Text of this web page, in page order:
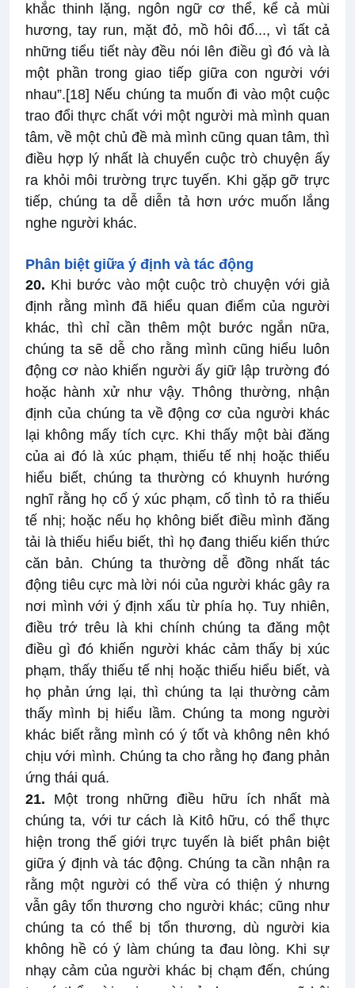
khắc thinh lặng, ngôn ngữ cơ thể, kể cả mùi
hương, tay run, mặt đỏ, mồ hôi đổ..., vì tất cả
những tiểu tiết này đều nói lên điều gì đó và là
một phần trong giao tiếp giữa con người với
nhau”.[18] Nếu chúng ta muốn đi vào một cuộc
trao đổi thực chất với một người mà mình quan
tâm, về một chủ đề mà mình cũng quan tâm, thì
điều hợp lý nhất là chuyển cuộc trò chuyện ấy
ra khỏi môi trường trực tuyến. Khi gặp gỡ trực
tiếp, chúng ta dễ diễn tả hơn ước muốn lắng
nghe người khác.
Phân biệt giữa ý định và tác động
20. Khi bước vào một cuộc trò chuyện với giả
định rằng mình đã hiểu quan điểm của người
khác, thì chỉ cần thêm một bước ngắn nữa,
chúng ta sẽ dễ cho rằng mình cũng hiểu luôn
động cơ nào khiến người ấy giữ lập trường đó
hoặc hành xử như vậy. Thông thường, nhận
định của chúng ta về động cơ của người khác
lại không mấy tích cực. Khi thấy một bài đăng
của ai đó là xúc phạm, thiếu tế nhị hoặc thiếu
hiểu biết, chúng ta thường có khuynh hướng
nghĩ rằng họ cố ý xúc phạm, cố tình tỏ ra thiếu
tế nhị; hoặc nếu họ không biết điều mình đăng
tải là thiếu hiểu biết, thì họ đang thiếu kiến thức
căn bản. Chúng ta thường dễ đồng nhất tác
động tiêu cực mà lời nói của người khác gây ra
nơi mình với ý định xấu từ phía họ. Tuy nhiên,
điều trớ trêu là khi chính chúng ta đăng một
điều gì đó khiến người khác cảm thấy bị xúc
phạm, thấy thiếu tế nhị hoặc thiếu hiểu biết, và
họ phản ứng lại, thì chúng ta lại thường cảm
thấy mình bị hiểu lầm. Chúng ta mong người
khác biết rằng mình có ý tốt và không nên khó
chịu với mình. Chúng ta cho rằng họ đang phản
ứng thái quá.
21. Một trong những điều hữu ích nhất mà
chúng ta, với tư cách là Kitô hữu, có thể thực
hiện trong thế giới trực tuyến là biết phân biệt
giữa ý định và tác động. Chúng ta cần nhận ra
rằng một người có thể vừa có thiện ý nhưng
vẫn gây tổn thương cho người khác; cũng như
chúng ta có thể bị tổn thương, dù người kia
không hề có ý làm chúng ta đau lòng. Khi sự
nhạy cảm của người khác bị chạm đến, chúng